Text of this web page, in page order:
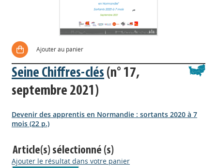
Ajouter au panier
Seine Chiffres-clés (n° 17,
septembre 2021)
Devenir des apprentis en Normandie : sortants 2020 à 7
mois (22 p.)
Article(s) sélectionné (s)
Ajouter le résultat dans votre panier